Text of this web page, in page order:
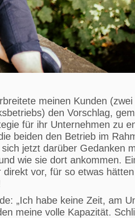
meinen Kunden (zwei
den Vorschlag,
für ihr Unternehmen zu
beiden den Betrieb im
jetzt darüber Gedanken
wie sie dort ankommen.
vor, für so etwas
„Ich habe keine Zeit, am
meine volle Kapazität.